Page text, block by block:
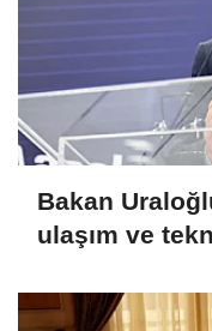
Bakan
ulaşım ve